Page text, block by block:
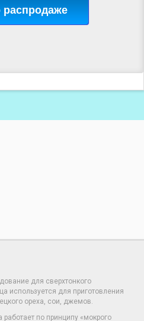
распродаже
для сверхтонкого
используется для приготовления
ореха, сои, джемов.
по принципу «мокрого